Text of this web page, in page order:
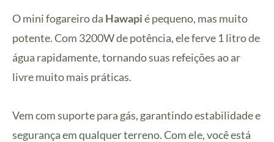
O mini fogareiro da Hawapié pequeno, mas muito
potente. Com 3200W de potência, ele ferve 1 litro de
água rapidamente, tornando suas refeições ao ar
livre muito mais práticas.
Vem com suporte para gás, garantindo estabilidade e
segurança em qualquer terreno. Com ele, você está